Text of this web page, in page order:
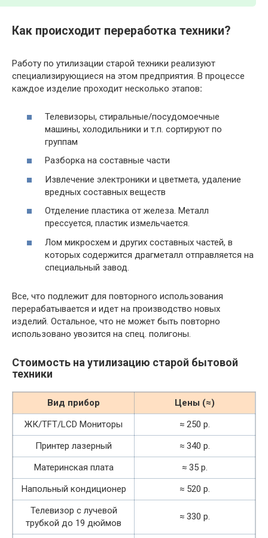
Как происходит переработка техники?
Работу по утилизации старой техники реализуют
специализирующиеся на этом предприятия. В процессе
каждое изделие проходит несколько этапов:
Телевизоры, стиральные/посудомоечные
машины, холодильники и т.п. сортируют по
группам
Разборка на составные части
Извлечение электроники и цветмета, удаление
вредных составных веществ
Отделение пластика от железа. Металл
прессуется, пластик измельчается.
Лом микросхем и других составных частей, в
которых содержится драгметалл отправляется на
специальный завод.
Все, что подлежит для повторного использования
перерабатывается и идет на производство новых
изделий. Остальное, что не может быть повторно
использовано увозится на спец. полигоны.
Стоимость на утилизацию старой бытовой
техники
Вид прибор
Цены (≈)
ЖК/TFT/LCD Мониторы
≈ 250 р.
Принтер лазерный
≈ 340 р.
Материнская плата
≈ 35 р.
Напольный кондиционер
≈ 520 р.
Телевизор с лучевой
трубкой до 19 дюймов
≈ 330 р.